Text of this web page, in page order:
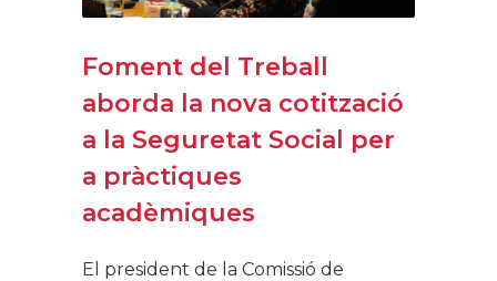
Foment del Treball
aborda la nova cotització
a la Seguretat Social per
a pràctiques
acadèmiques
El president de la Comissió de